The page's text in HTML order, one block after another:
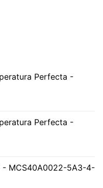
Perfecta -
Perfecta -
- MCS40A0022-5A3-4-